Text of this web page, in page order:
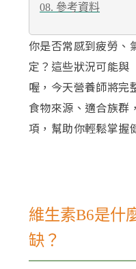
08. 參考資料
你是否常感到疲勞、
定？這些狀況可能與
喔，今天營養師將完
食物來源、適合族群
項，幫助你輕鬆掌握
維生素B6是什
缺？